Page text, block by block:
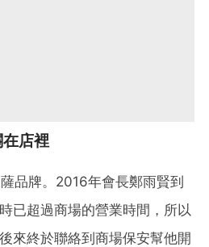
店裡
品牌。2016年會長鄭雨賢到
已超過商場的營業時間，所以
來終於聯絡到商場保安幫他開